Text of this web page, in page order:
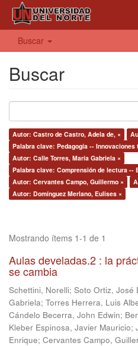
Buscar
Buscar
Autor: Castro de Castro, Adela de, ×
Palabra clave: Pedagogía -- Innovaciones
Autor: Calle Torres, María Gabriela ×
Palabra clave: Comprensión de lectura --
Autor: Cervantes Campo, Guillermo ×
Autor: Domínguez Merlano, Eulises ×
Mostrando ítems 1-1 de 1
Aulas develadas.2 : la
se cambia
Schettini, Norelli; Soto Ortiz, José
Gabriela; Torres Herrera, Luis
Cándelo Becerra, John Edwin;
Kleber Espinosa, Javier Mauricio;
Enrique; Cervantes Campo,